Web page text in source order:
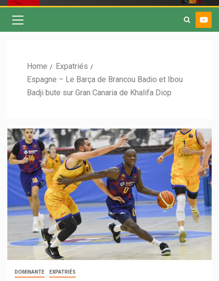
Home
Expatriés
Espagne – Le Barça de Brancou Badio et Ibou
Badji bute sur Gran Canaria de Khalifa Diop
DOMINANTE EXPATRIÉS